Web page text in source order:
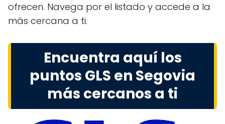
ofrecen. Navega por el listado y accede a la
más cercana a ti.
Encuentra aquí los
puntos GLS en Segovia
más cercanos a ti